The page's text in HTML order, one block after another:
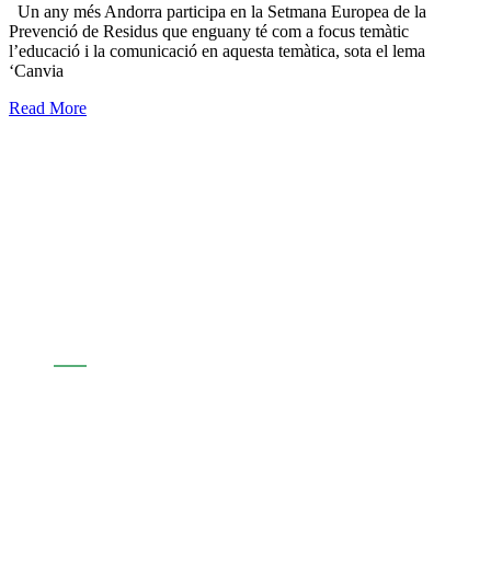
Un any més Andorra participa en la Setmana Europea de la
Prevenció de Residus que enguany té com a focus temàtic
l’educació i la comunicació en aquesta temàtica, sota el lema
‘Canvia
Read More